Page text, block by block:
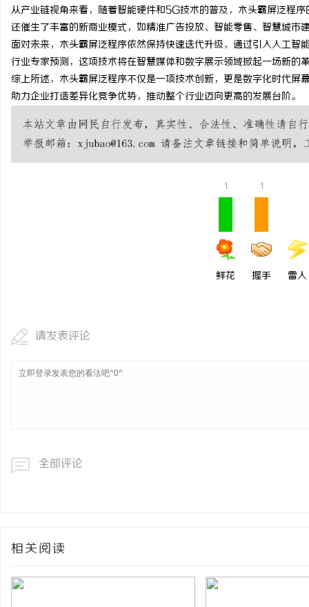
从产业链视角来看，随着智能硬件和5G技术的普及，木头霸屏泛程
还催生了丰富的新商业模式，如精准广告投放、智能零售、智慧城市
面对未来，木头霸屏泛程序依然保持快速迭代升级，通过引入人工
行业专家预测，这项技术将在智慧媒体和数字展示领域掀起一场新的
综上所述，木头霸屏泛程序不仅是一项技术创新，更是数字化时代
助力企业打造差异化竞争优势，推动整个行业迈向更高的发展台阶。
1
鲜花
1
握手 雷人
请发表评论
全部评论
相关阅读
武汉配眼镜 上海配眼镜